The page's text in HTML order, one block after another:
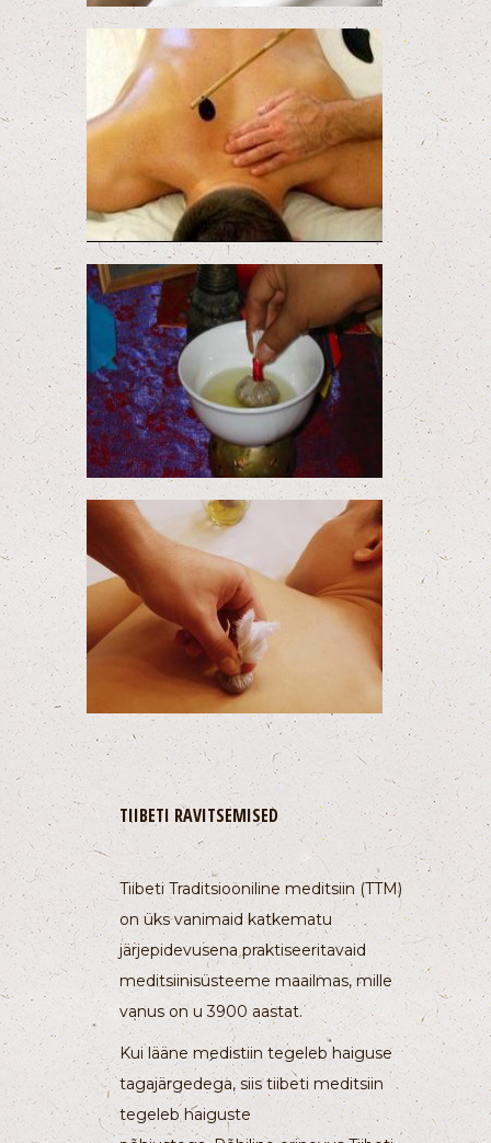
TIIBETI RAVITSEMISED
Tiibeti Traditsiooniline meditsiin (TTM)
on üks vanimaid katkematu
järjepidevusena praktiseeritavaid
meditsiinisüsteeme maailmas, mille
vanus on u 3900 aastat.
Kui lääne medistiin tegeleb haiguse
tagajärgedega, siis tiibeti meditsiin
tegeleb haiguste